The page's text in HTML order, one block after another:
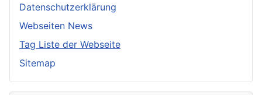
Datenschutzerklärung
Webseiten News
Tag Liste der Webseite
Sitemap